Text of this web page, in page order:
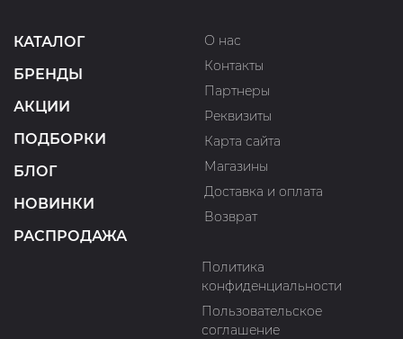
КАТАЛОГ
БРЕНДЫ
АКЦИИ
ПОДБОРКИ
БЛОГ
НОВИНКИ
РАСПРОДАЖА
О нас
Контакты
Партнеры
Реквизиты
Карта сайта
Магазины
Доставка и оплата
Возврат
Политика
конфиденциальности
Пользовательское
соглашение